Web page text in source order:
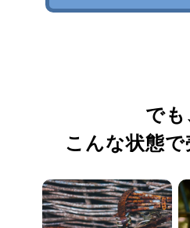
でも
こんな状態で